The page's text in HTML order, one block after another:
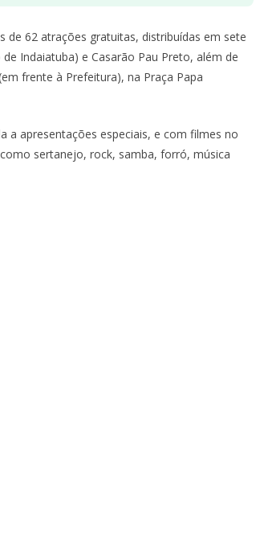
62 atrações gratuitas, distribuídas em sete
Indaiatuba) e Casarão Pau Preto, além de
frente à Prefeitura), na Praça Papa
a apresentações especiais, e com filmes no
sertanejo, rock, samba, forró, música